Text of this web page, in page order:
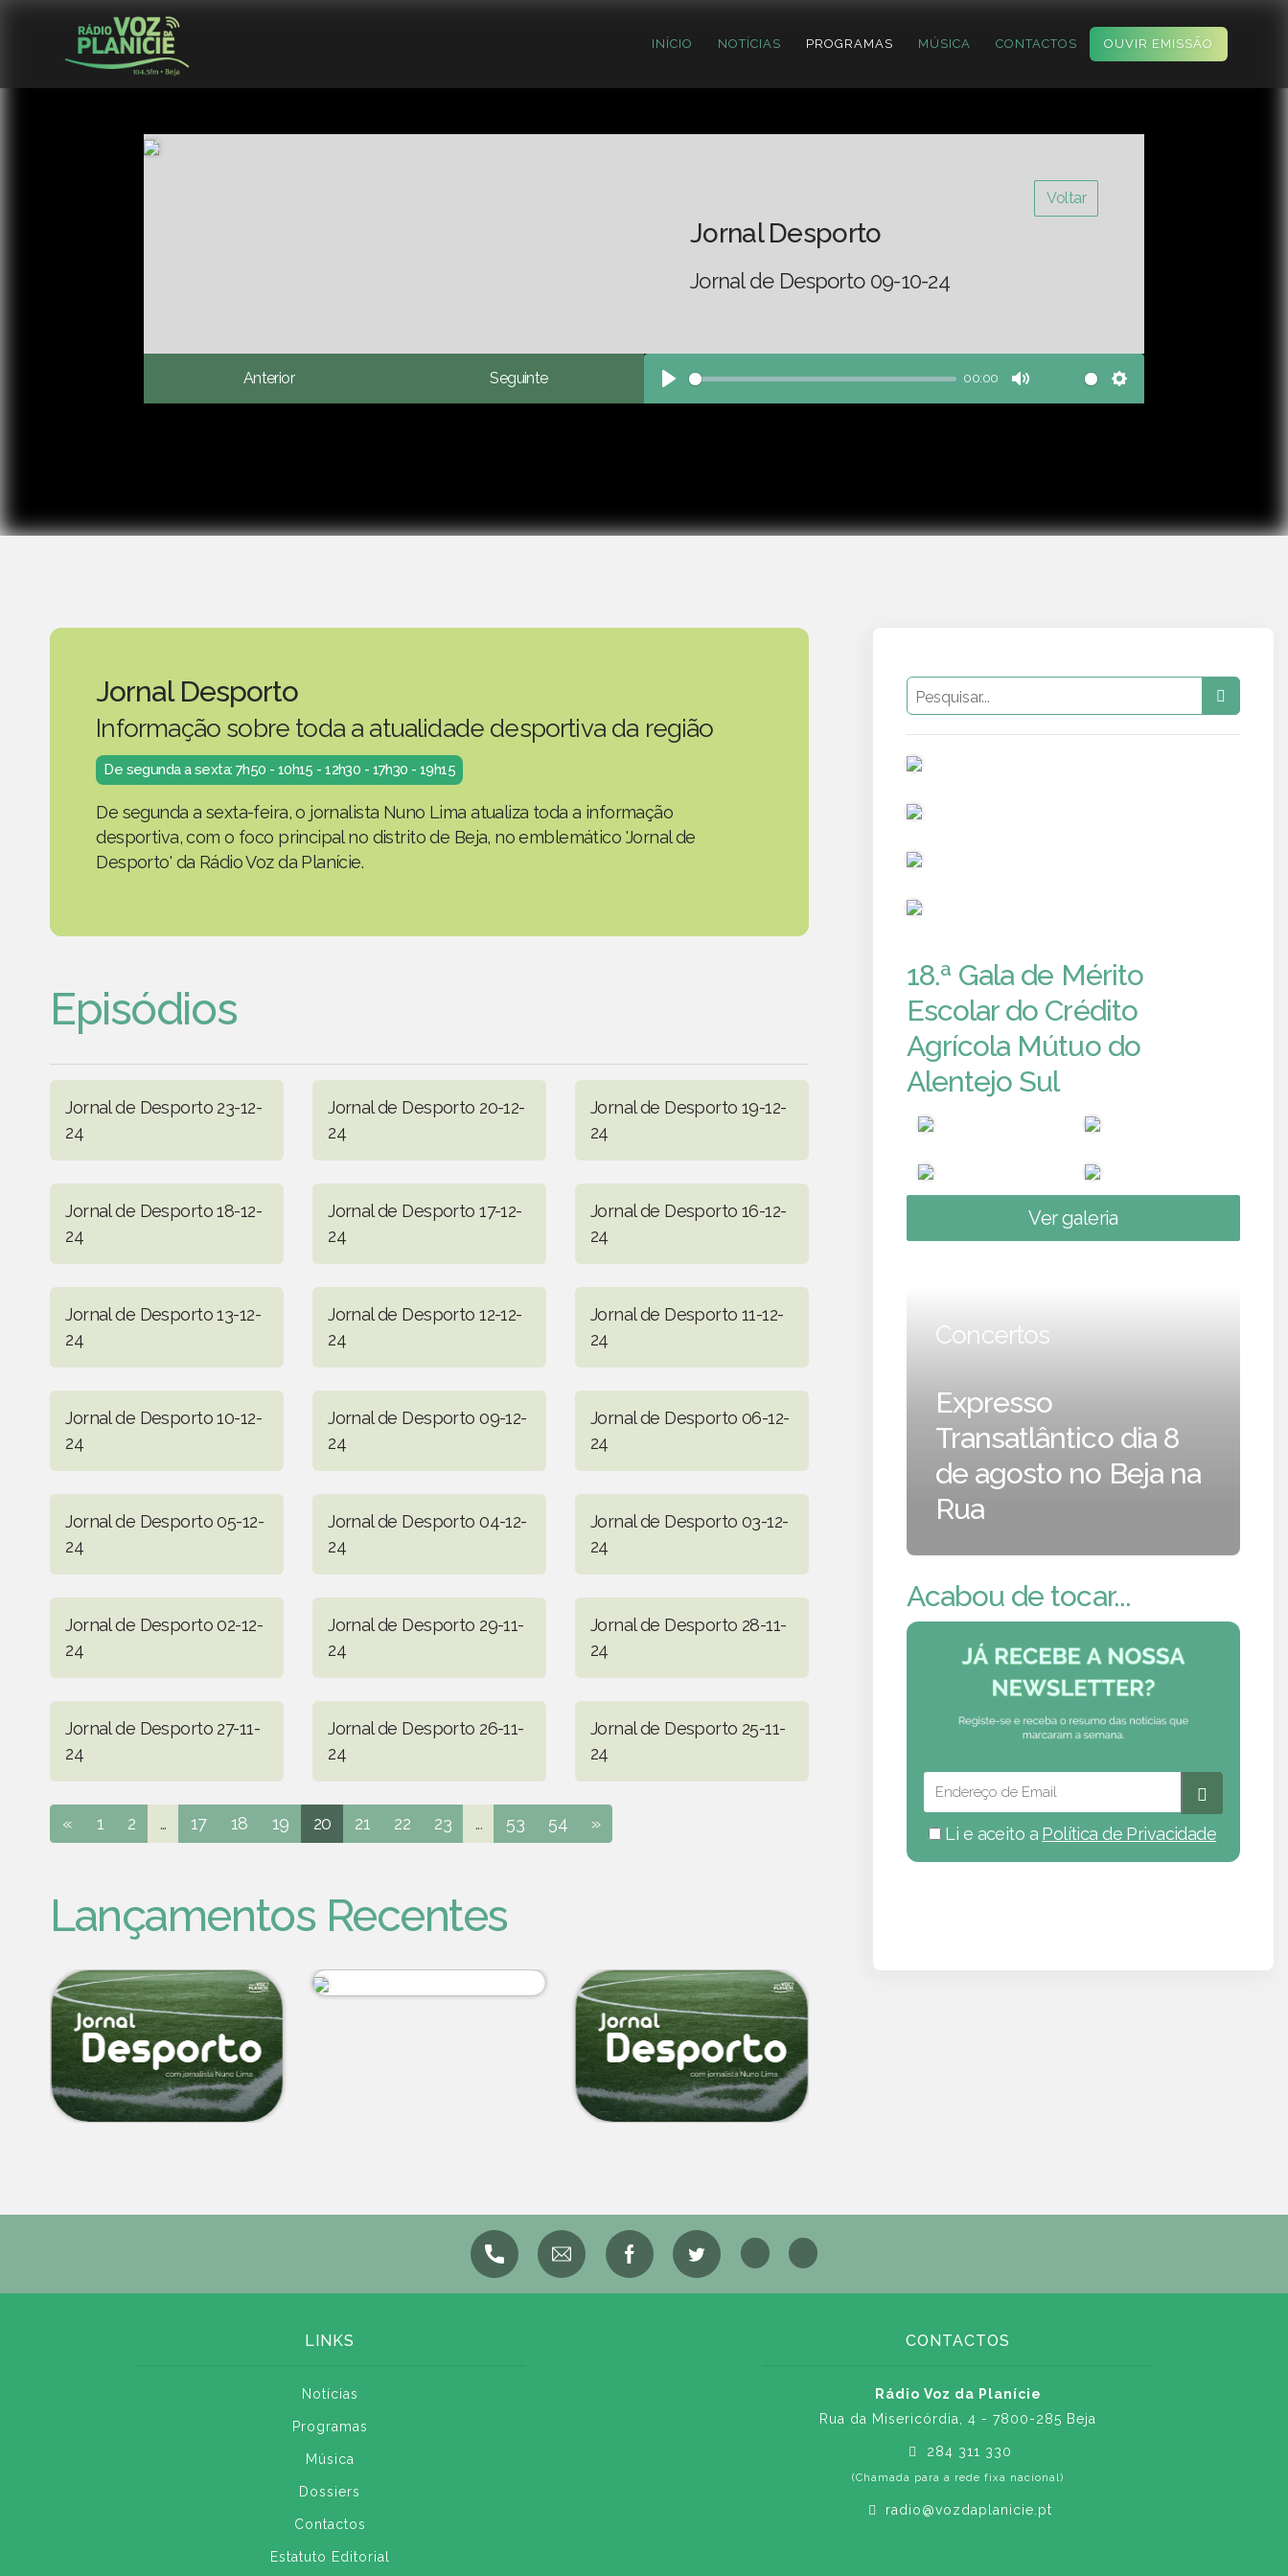
INÍCIO NOTÍCIAS PROGRAMAS MÚSICA CONTACTOS OUVIR EMISSÃO
Voltar
Jornal Desporto
Jornal de Desporto 09-10-24
Anterior Seguinte
Play
00:00
Mute Settings
Jornal Desporto
Informação sobre toda a atualidade desportiva da região
De segunda a sexta: 7h50 - 10h15 - 12h30 - 17h30 - 19h15
De segunda a sexta-feira, o jornalista Nuno Lima atualiza toda a informação
desportiva, com o foco principal no distrito de Beja, no emblemático 'Jornal de
Desporto' da Rádio Voz da Planície.
Episódios
Jornal de Desporto 23-12-
24
Jornal de Desporto 20-12-
24
Jornal de Desporto 19-12-
24
Jornal de Desporto 18-12-
24
Jornal de Desporto 17-12-
24
Jornal de Desporto 16-12-
24
Jornal de Desporto 13-12-
24
Jornal de Desporto 12-12-
24
Jornal de Desporto 11-12-
24
Jornal de Desporto 10-12-
24
Jornal de Desporto 09-12-
24
Jornal de Desporto 06-12-
24
Jornal de Desporto 05-12-
24
Jornal de Desporto 04-12-
24
Jornal de Desporto 03-12-
24
Jornal de Desporto 02-12-
24
Jornal de Desporto 29-11-
24
Jornal de Desporto 28-11-
24
Jornal de Desporto 27-11-
24
Jornal de Desporto 26-11-
24
Jornal de Desporto 25-11-
24
« 1 2 ... 17 18 19 20 21 22 23 ... 53 54 »
Lançamentos Recentes
18.ª Gala de Mérito
Escolar do Crédito
Agrícola Mútuo do
Alentejo Sul
Ver galeria
Concertos
Expresso
Transatlântico dia 8
de agosto no Beja na
Rua
Acabou de tocar...
Li e aceito a Política de Privacidade
LINKS
Notícias
Programas
Música
Dossiers
Contactos
Estatuto Editorial
CONTACTOS
Rádio Voz da Planície
Rua da Misericórdia, 4 - 7800-285 Beja
284 311 330
(Chamada para a rede fixa nacional)
radio@vozdaplanicie.pt